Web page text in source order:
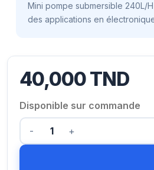
Mini pompe submersible 240L/
des applications en
40,000TND
Disponible sur commande